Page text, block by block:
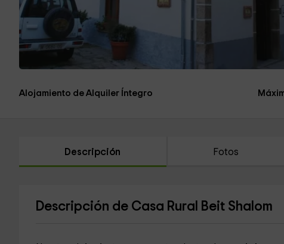
Alojamiento de Alquiler Íntegro
Descripción Fotos
Descripción de Casa Rural Beit Shalom